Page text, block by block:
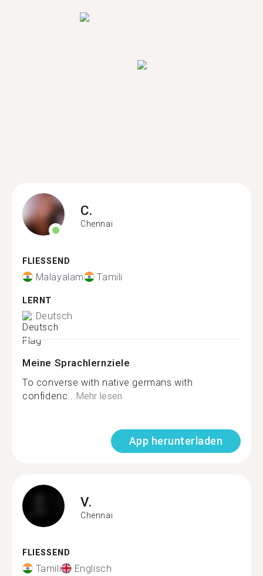
C.
Chennai
FLIESSEND
Malayalam Tamili
LERNT
Deutsch
Meine Sprachlernziele
To converse with native germans with
confidenc...Mehr lesen
App herunterladen
V.
Chennai
FLIESSEND
Tamili Englisch